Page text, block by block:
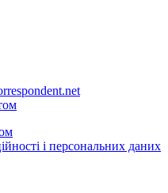
і персональних даних